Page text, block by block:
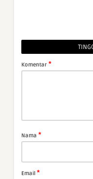
Komentar *
Nama *
Email *